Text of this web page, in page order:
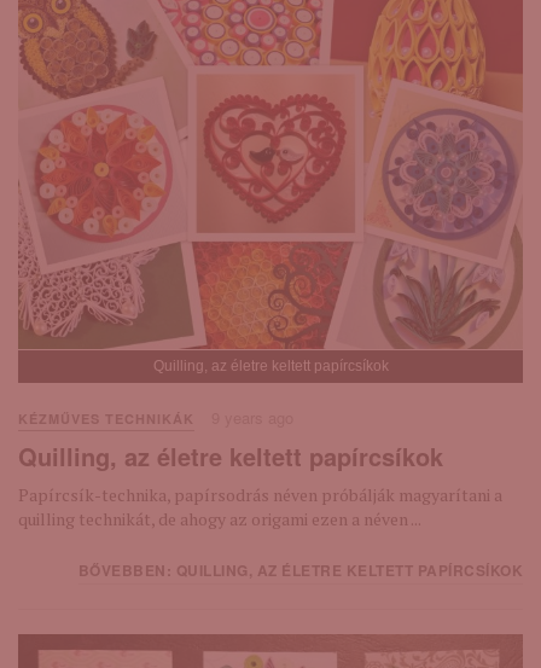
Quilling, az életre keltett papírcsíkok
KÉZMŰVES TECHNIKÁK
Quilling, az életre keltett papírcsíkok
Papírcsík-technika, papírsodrás néven próbálják magyarítani a
quilling technikát, de ahogy az origami ezen a néven ...
BŐVEBBEN: QUILLING, AZ ÉLETRE KELTETT PAPÍRCSÍKOK